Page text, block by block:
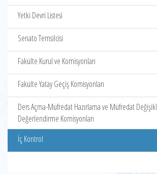
Yetki Devri Listesi
Senato Temsilcisi
Fakülte Kurul ve Komisyonları
Fakülte Yatay Geçiş Komisyonları
Ders Açma-Müfredat Hazırlama ve Müfredat
Değerlendirme Komisyonları
İç Kontrol